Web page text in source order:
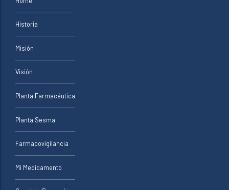
Historia
Misión
Visión
Planta Farmacéutica
Planta Sesma
Farmacovigilancia
Mi Medicamento